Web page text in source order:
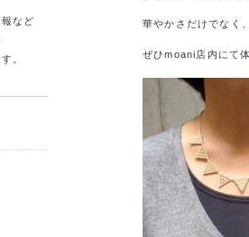
など
。
華やかさだけでなく
ぜひmoani店内にて